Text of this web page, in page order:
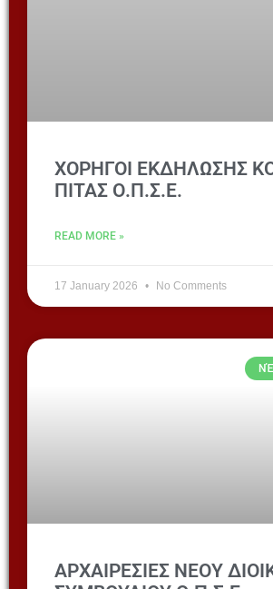
ΧΟΡΗΓΟΙ ΕΚΔΗΛΩΣΗΣ
ΠΙΤΑΣ Ο.Π.Σ.Ε.
READ MORE »
17 January 2026 No Comments
ΑΡΧΑΙΡΕΣΙΕΣ ΝΕΟΥ